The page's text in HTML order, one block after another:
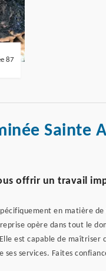
87
Sainte
offrir un travail
en matière
opère dans tout le
est capable de maîtriser
services. Faites